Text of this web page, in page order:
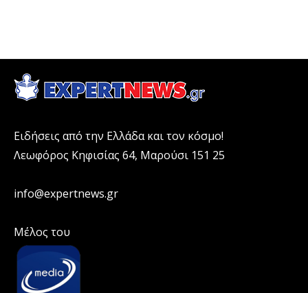
Ειδήσεις από την Ελλάδα και τον κόσμο!
Λεωφόρος Κηφισίας 64, Μαρούσι 151 25
info@expertnews.gr
Μέλος του